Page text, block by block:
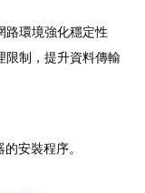
路環境強化穩定性
限制，提升資料傳輸
安裝程序。